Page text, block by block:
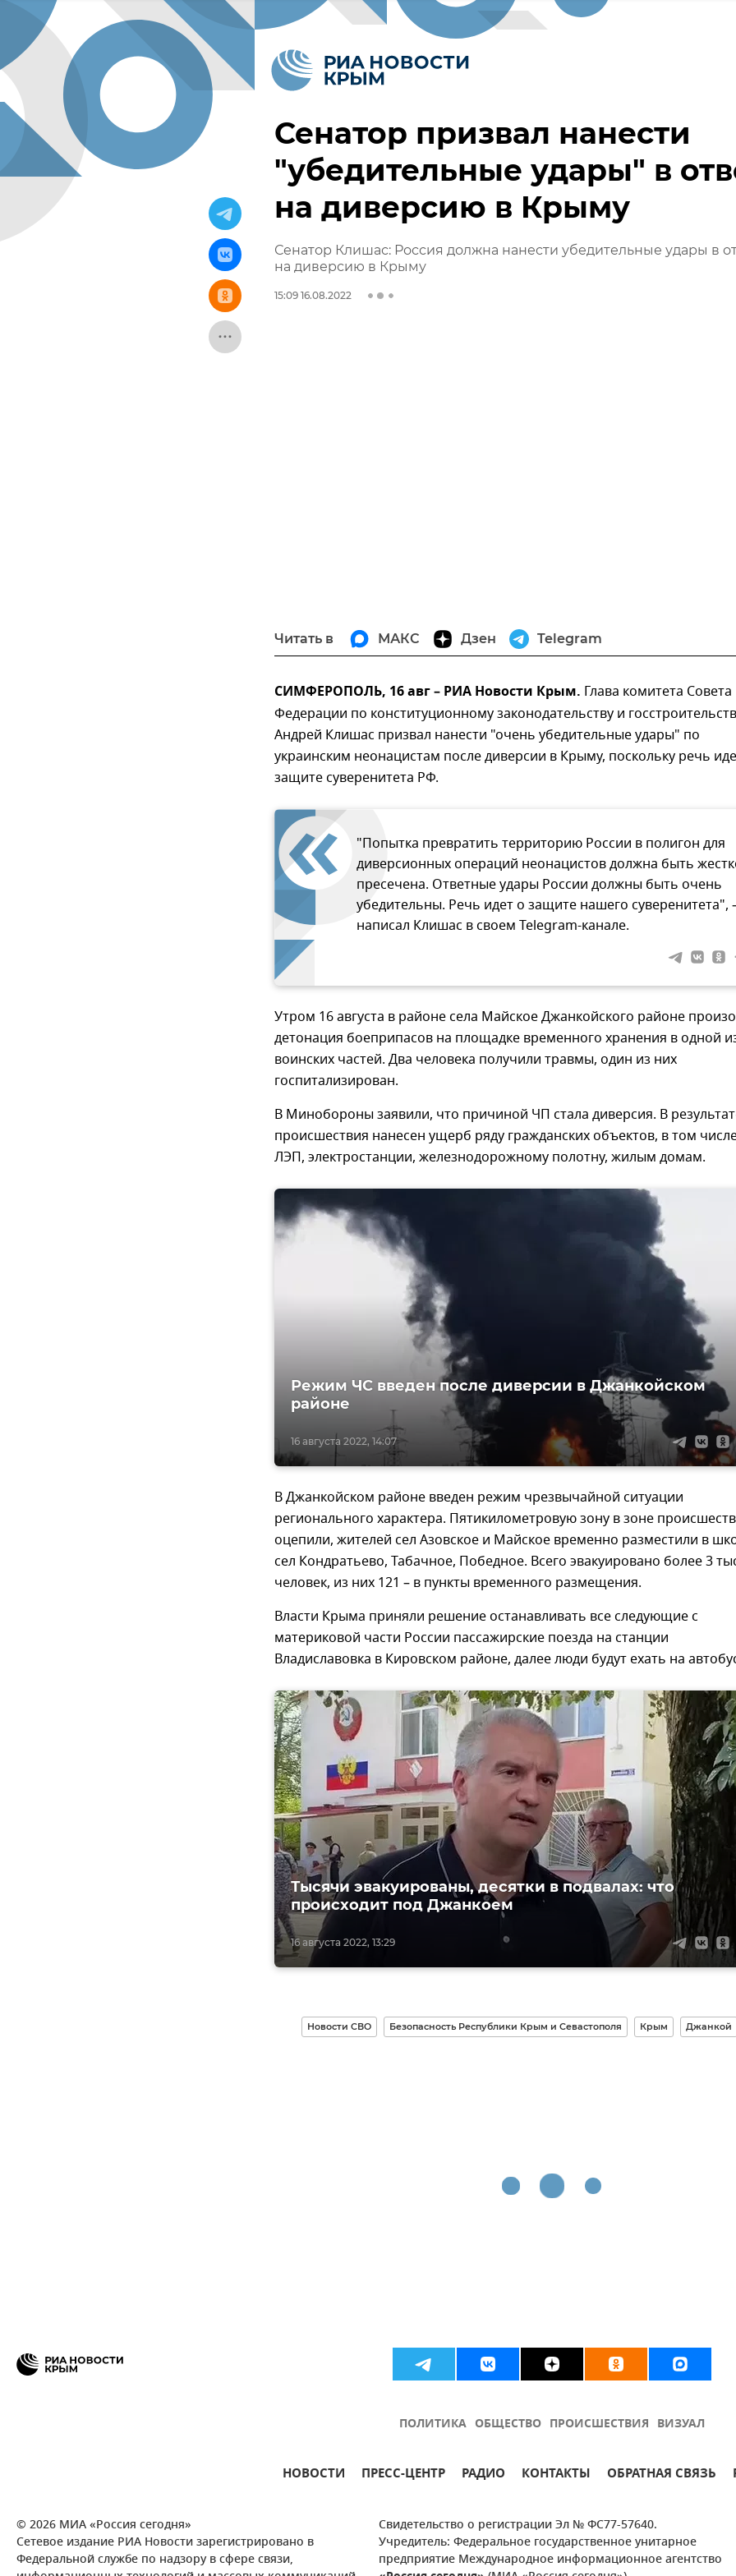
Сенатор призвал нанести
"убедительные удары" в
на диверсию в Крыму
Сенатор Клишас: Россия должна нанести убедительные удары в
на диверсию в Крыму
15:09 16.08.2022
Читать в МАКС Дзен Telegram
СИМФЕРОПОЛЬ, 16 авг – РИА Новости Крым. Глава комитета Совета
Федерации по конституционному законодательству и
Андрей Клишас призвал нанести "очень убедительные удары" по
украинским неонацистам после диверсии в Крыму, поскольку речь
защите суверенитета РФ.
"Попытка превратить территорию России в полигон для
диверсионных операций неонацистов должна быть
пресечена. Ответные удары России должны быть очень
убедительны. Речь идет о защите нашего суверенитета",
написал Клишас в своем Telegram-канале.
Утром 16 августа в районе села Майское Джанкойского районе
детонация боеприпасов на площадке временного хранения в одной
воинских частей. Два человека получили травмы, один из них
госпитализирован.
В Минобороны заявили, что причиной ЧП стала диверсия. В
происшествия нанесен ущерб ряду гражданских объектов, в том
ЛЭП, электростанции, железнодорожному полотну, жилым домам.
16 августа 2022, 14:07
Режим ЧС введен после диверсии в Джанкойском
районе
В Джанкойском районе введен режим чрезвычайной ситуации
регионального характера. Пятикилометровую зону в зоне
оцепили, жителей сел Азовское и Майское временно разместили в
сел Кондратьево, Табачное, Победное. Всего эвакуировано более 3
человек, из них 121 – в пункты временного размещения.
Власти Крыма приняли решение останавливать все следующие с
материковой части России пассажирские поезда на станции
Владиславовка в Кировском районе, далее люди будут ехать на
16 августа 2022, 13:29
Тысячи эвакуированы, десятки в подвалах: что
происходит под Джанкоем
Новости СВО Безопасность Республики Крым и Севастополя Крым Джанкой
ПОЛИТИКА ОБЩЕСТВО ПРОИСШЕСТВИЯ ВИЗУАЛ
НОВОСТИ ПРЕСС-ЦЕНТР РАДИО КОНТАКТЫ ОБРАТНАЯ СВЯЗЬ
© 2026 МИА «Россия сегодня»
Сетевое издание РИА Новости зарегистрировано в
Федеральной службе по надзору в сфере связи,
Свидетельство о регистрации Эл № ФС77-57640.
Учредитель: Федеральное государственное унитарное
предприятие Международное информационное агентство